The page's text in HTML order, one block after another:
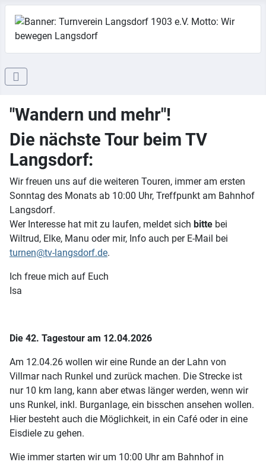
"Wandern und mehr"!
Die nächste Tour beim TV
Langsdorf:
Wir freuen uns auf die weiteren Touren, immer am ersten
Sonntag des Monats ab 10:00 Uhr, Treffpunkt am Bahnhof
Langsdorf.
Wer Interesse hat mit zu laufen, meldet sich bitte bei
Wiltrud, Elke, Manu oder mir, Info auch per E-Mail bei
turnen@tv-langsdorf.de.
Ich freue mich auf Euch
Isa
Die 42. Tagestour am 12.04.2026
Am 12.04.26 wollen wir eine Runde an der Lahn von
Villmar nach Runkel und zurück machen. Die Strecke ist
nur 10 km lang, kann aber etwas länger werden, wenn wir
uns Runkel, inkl. Burganlage, ein bisschen ansehen wollen.
Hier besteht auch die Möglichkeit, in ein Café oder in eine
Eisdiele zu gehen.
Wie immer starten wir um 10:00 Uhr am Bahnhof in